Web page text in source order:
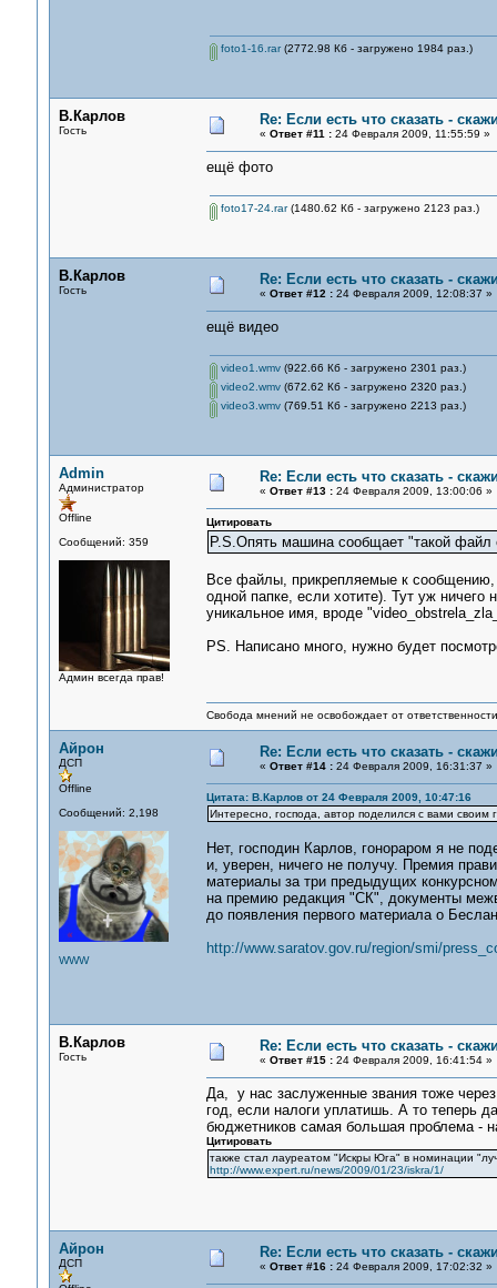
foto1-16.rar(2772.98 Кб - загружено 1984 раз.)
В.Карлов
Гость
Re: Если есть что сказать -
« Ответ #11 :24 Февраля 2009, 11:55:59 »
ещё фото
foto17-24.rar(1480.62 Кб - загружено 2123 раз.)
В.Карлов
Гость
Re: Если есть что сказать -
« Ответ #12 :24 Февраля 2009, 12:08:37 »
ещё видео
video1.wmv(922.66 Кб - загружено 2301 раз.)
video2.wmv(672.62 Кб - загружено 2320 раз.)
video3.wmv(769.51 Кб - загружено 2213 раз.)
Admin
Администратор
Offline
Сообщений: 359
Админ всегда прав!
Re: Если есть что сказать -
« Ответ #13 :24 Февраля 2009, 13:00:06 »
Цитировать
P.S.Опять машина сообщает "такой файл
Все файлы, прикрепляемые к сообщению,
одной папке, если хотите). Тут уж ничего
уникальное имя, вроде
PS. Написано много, нужно будет
Свобода мнений не освобождает от
Айрон
ДСП
Offline
Сообщений: 2,198
WWW
Re: Если есть что сказать -
« Ответ #14 :24 Февраля 2009, 16:31:37 »
Цитата: В.Карлов от 24 Февраля 2009, 10:47:16
Интересно, господа, автор поделился с вами своим
Нет, господин Карлов, гонораром я не
и, уверен, ничего не получу. Премия
материалы за три предыдущих
на премию редакция "СК", документы
до появления первого материала о
http://www.saratov.gov.ru/region/smi/
В.Карлов
Гость
Re: Если есть что сказать -
« Ответ #15 :24 Февраля 2009, 16:41:54 »
Да, у нас заслуженные звания тоже
год, если налоги уплатишь. А то теперь
бюджетников самая большая проблема -
Цитировать
также стал лауреатом "Искры Юга" в номинации
http://www.expert.ru/news/2009/01/23/iskra/1/
Айрон
ДСП
Re: Если есть что сказать -
« Ответ #16 :24 Февраля 2009, 17:02:32 »